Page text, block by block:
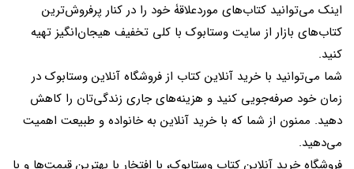
اینک می‌توانید کتاب‌های موردعلاقۀ خود را در کنار پرفروش‌ترین
کتاب‌های بازار از سایت وستابوک با کلی تخفیف هیجان‌انگیز تهیه
کنید.
شما می‌توانید با خرید آنلاین کتاب از فروشگاه آنلاین وستابوک در
زمان خود صرفه‌جویی کنید و هزینه‌های جاری زندگی‌تان را کاهش
دهید. ممنون از شما که با خرید آنلاین به خانواده و طبیعت اهمیت
می‌دهید.
فروشگاه خرید آنلاین کتاب وستابوک، با افتخار با بهترین قیمت‌ها و با